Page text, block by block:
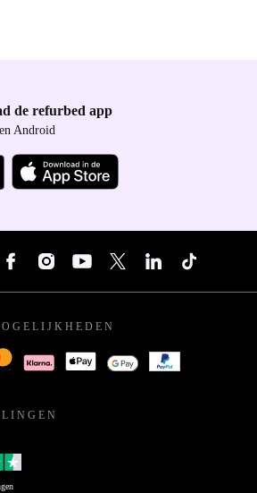
de refurbed app
Android